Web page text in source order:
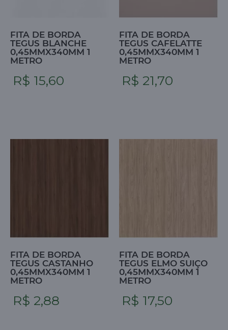
FITA DE BORDA
TEGUS BLANCHE
0,45MMX340MM 1
METRO
R$ 15,60
FITA DE BORDA
TEGUS CAFELATTE
0,45MMX340MM 1
METRO
R$ 21,70
FITA DE BORDA
TEGUS CASTANHO
0,45MMX340MM 1
METRO
R$ 2,88
FITA DE BORDA
TEGUS ELMO SUIÇO
0,45MMX340MM 1
METRO
R$ 17,50